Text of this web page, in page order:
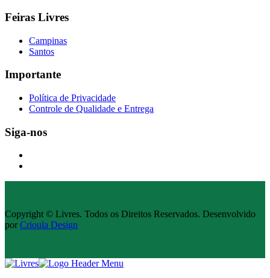
Feiras Livres
Campinas
Santos
Importante
Política de Privacidade
Controle de Qualidade e Entrega
Siga-nos
Copyright © Livres. Todos os Direitos Reservados. Desenvolvido
por Crioula Design